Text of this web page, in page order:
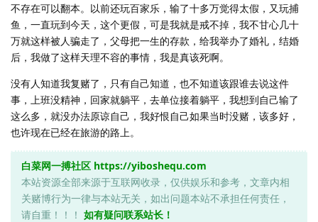
不存在可以翻本。以前还玩百家乐，输了十多万觉得太假，又玩捕
鱼，一直玩到今天，这个更假，可是我就是戒不掉，我不甘心几十
万就这样被人骗走了，父母把一生的存款，给我举办了婚礼，结婚
后，我做了这样天理不容的事情，我是真该死啊。
没有人知道我复赌了，只有自己知道，也不知道该跟谁去说这件
事，上班没精神，回家就躺平，去单位接着躺平，我想到自己输了
这么多，就没办法原谅自己，我好恨自己如果当时没赌，该多好，
也许现在已经在旅游的路上。
白菜网一搏社区 https://yiboshequ.com
本站资源全部来源于互联网收录，仅供娱乐和参考，文章内相
关赌博行为一律与本站无关，如出问题本站不承担任何责任，
请自重！！！ 如有疑问联系站长！